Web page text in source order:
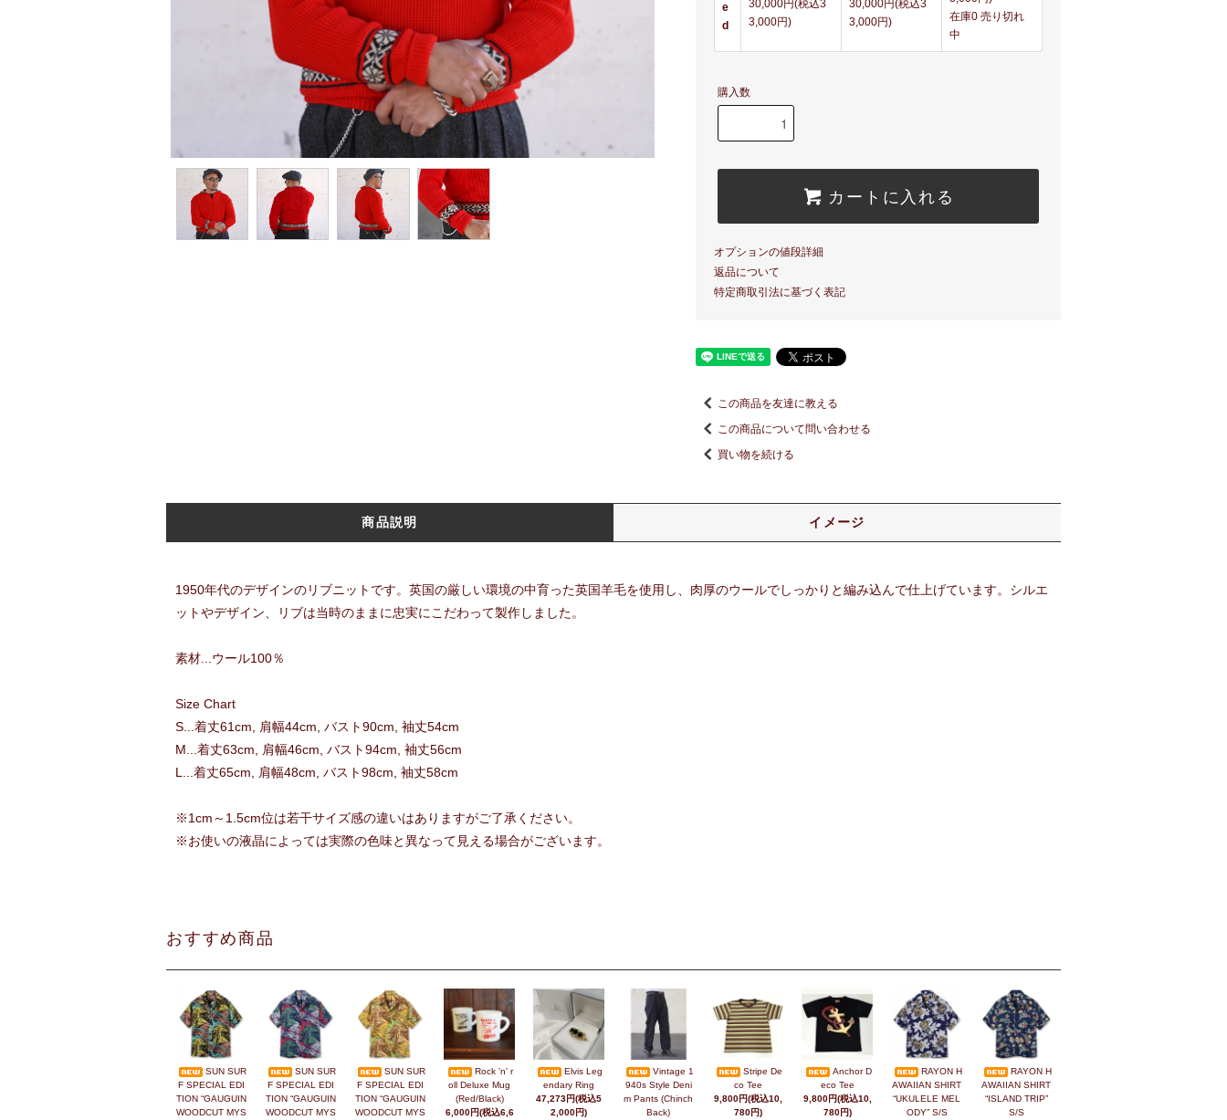
e
d
30,000円(税込3
3,000円)
30,000円(税込3
3,000円)
在庫0 売り切れ
中
購入数
カートに入れる
オプションの値段詳細
返品について
特定商取引法に基づく表記
この商品を友達に教える
この商品について問い合わせる
買い物を続ける
商品説明 イメージ
1950年代のデザインのリブニットです。英国の厳しい環境の中育った英国羊毛を使用し、肉厚のウールでしっかりと編み込んで仕上げています。シルエ
ットやデザイン、リブは当時のままに忠実にこだわって製作しました。
素材...ウール100％
Size Chart
S...着丈61cm, 肩幅44cm, バスト90cm, 袖丈54cm
M...着丈63cm, 肩幅46cm, バスト94cm, 袖丈56cm
L...着丈65cm, 肩幅48cm, バスト98cm, 袖丈58cm
※1cm～1.5cm位は若干サイズ感の違いはありますがご了承ください。
※お使いの液晶によっては実際の色味と異なって見える場合がございます。
おすすめ商品
SUN SUR
F SPECIAL EDI
TION “GAUGUIN
WOODCUT MYS
SUN SUR
F SPECIAL EDI
TION “GAUGUIN
WOODCUT MYS
SUN SUR
F SPECIAL EDI
TION “GAUGUIN
WOODCUT MYS
Rock 'n' r
oll Deluxe Mug
(Red/Black)
6,000円(税込6,6
Elvis Leg
endary Ring
47,273円(税込5
2,000円)
Vintage 1
940s Style Deni
m Pants (Chinch
Back)
Stripe De
co Tee
9,800円(税込10,
780円)
Anchor D
eco Tee
9,800円(税込10,
780円)
RAYON H
AWAIIAN SHIRT
“UKULELE MEL
ODY” S/S
RAYON H
AWAIIAN SHIRT
“ISLAND TRIP”
S/S